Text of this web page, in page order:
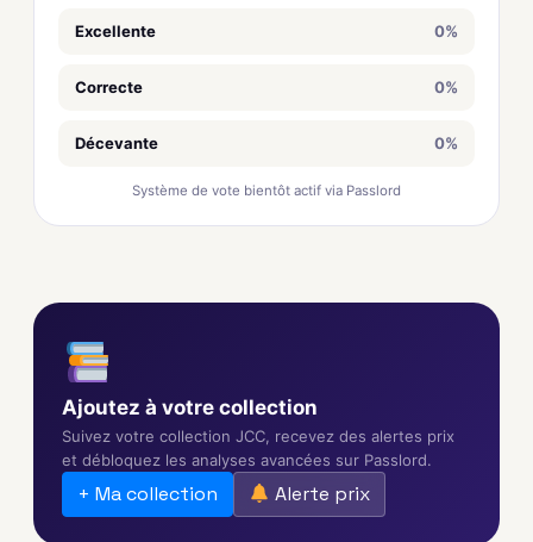
Excellente 0%
Correcte 0%
Décevante 0%
Système de vote bientôt actif via Passlord
Ajoutez à votre collection
Suivez votre collection JCC, recevez des alertes prix
et débloquez les analyses avancées sur Passlord.
+ Ma collection Alerte prix